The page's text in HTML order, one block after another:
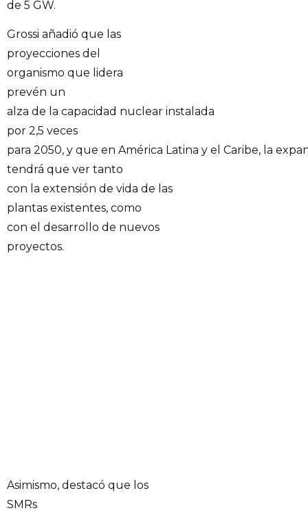
de 5 GW.
Grossi añadió que las
proyecciones del
organismo que lidera
prevén un
alza de la capacidad nuclear instalada
por 2,5 veces
para 2050, y que en América Latina y el Caribe, la
tendrá que ver tanto
con la extensión de vida de las
plantas existentes, como
con el desarrollo de nuevos
proyectos.
Asimismo, destacó que los
SMRs